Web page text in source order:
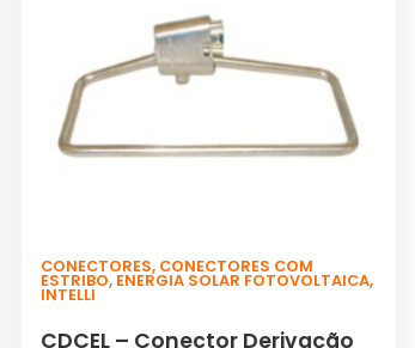
CONECTORES, CONECTORES COM
ESTRIBO, ENERGIA SOLAR FOTOVOLTAICA,
INTELLI
CDCEL – Conector Derivação